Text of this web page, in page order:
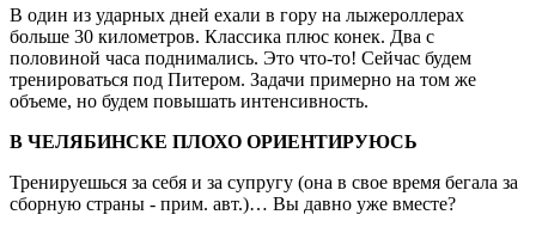
В один из ударных дней ехали в гору на лыжероллерах
больше 30 километров. Классика плюс конек. Два с
половиной часа поднимались. Это что-то! Сейчас будем
тренироваться под Питером. Задачи примерно на том же
объеме, но будем повышать интенсивность.
В ЧЕЛЯБИНСКЕ ПЛОХО ОРИЕНТИРУЮСЬ
Тренируешься за себя и за супругу (она в свое время бегала за
сборную страны - прим. авт.)… Вы давно уже вместе?